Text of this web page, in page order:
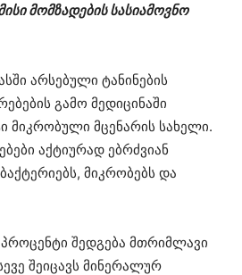
მომზადების სასიამოვნო
არსებული ტანინების
გამო მედიცინაში
მიკრობული მცენარის სახელი.
აქტიურად ებრძვიან
მიკრობებს და
შედგება მთრიმლავი
შეიცავს მინერალურ